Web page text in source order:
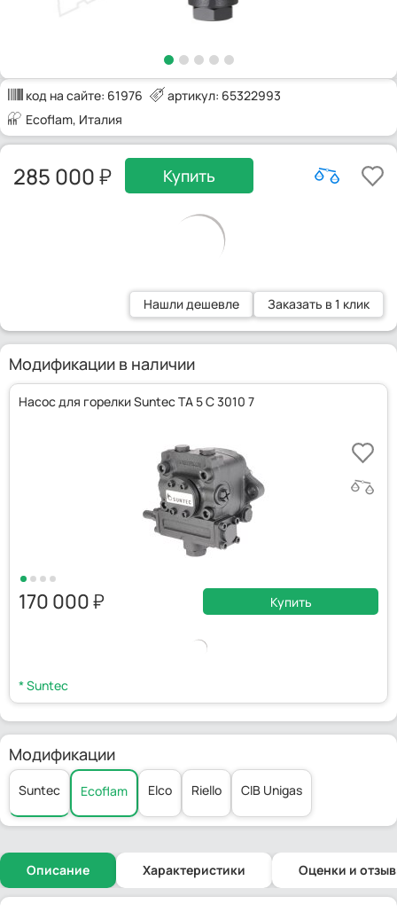
код на сайте: 61976
артикул: 65322993
Ecoflam, Италия
285 000 Купить
Нашли дешевле Заказать в 1 клик
Модификации в наличии
Насос для горелки Suntec TA 5 C 3010 7
170 000 Купить
* Suntec
Модификации
Suntec Ecoflam Elco Riello CIB Unigas
Описание Характеристики Оценки и